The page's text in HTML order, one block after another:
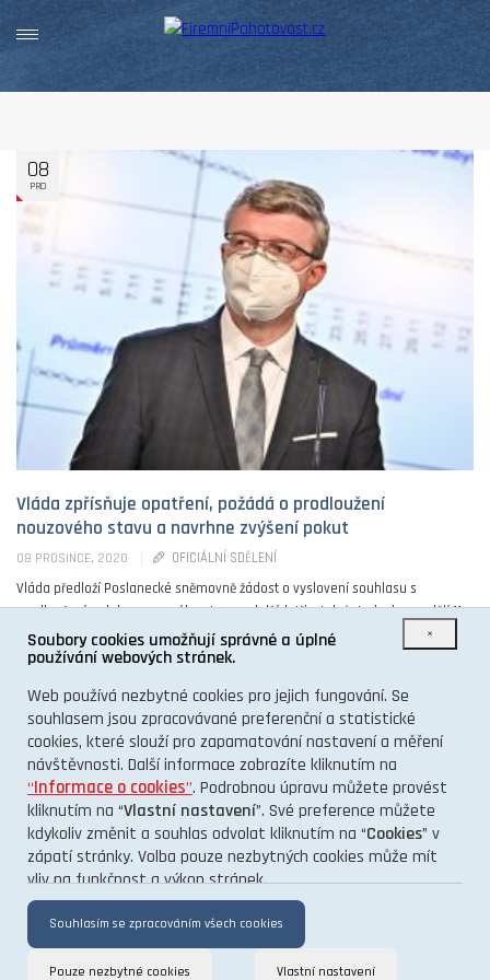
08
PRO
Vláda zpřísňuje opatření, požádá o prodloužení
nouzového stavu a navrhne zvýšení pokut
08 PROSINCE, 2020
OFICIÁLNÍ SDĚLENÍ
Vláda předloží Poslanecké sněmovně žádost o vyslovení souhlasu s
prodloužením doby nouzového stavu o dalších třicet dnů, tedy do pondělí 11.
ledna 2021. O podání ...
0
O PROJEKTU
KONTAKT
×
Soubory cookies umožňují správné a úplné
používání webových stránek.
Web používá nezbytné cookies pro jejich fungování. Se
souhlasem jsou zpracovávané preferenční a statistické
cookies, které slouží pro zapamatování nastavení a měření
návštěvnosti. Další informace zobrazíte kliknutím na
“Informace o cookies”. Podrobnou úpravu můžete provést
kliknutím na “Vlastní nastavení”. Své preference můžete
kdykoliv změnit a souhlas odvolat kliknutím na “Cookies” v
zápatí stránky. Volba pouze nezbytných cookies může mít
vliv na funkčnost a výkon stránek.
Souhlasím se zpracováním všech cookies
Pouze nezbytné cookies Vlastní nastavení